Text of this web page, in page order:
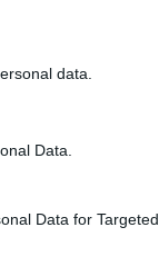
data.
Data.
Data for Targeted